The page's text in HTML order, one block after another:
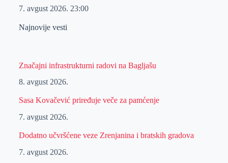
7. avgust 2026. 23:00
Najnovije vesti
Značajni infrastrukturni radovi na Bagljašu
8. avgust 2026.
Sasa Kovačević priređuje veče za pamćenje
7. avgust 2026.
Dodatno učvršćene veze Zrenjanina i bratskih gradova
7. avgust 2026.